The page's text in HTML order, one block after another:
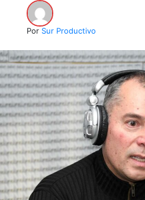
Por Sur Productivo